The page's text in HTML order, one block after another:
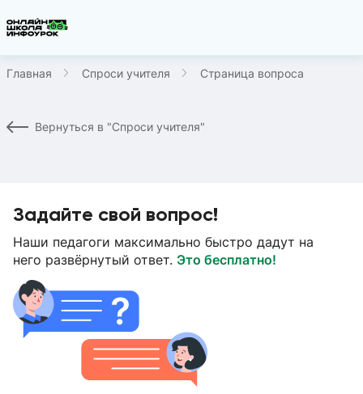
Главная Спроси учителя Страница вопроса
Вернуться в "Спроси учителя"
Задайте свой вопрос!
Наши педагоги максимально быстро дадут на
него развёрнутый ответ. Это бесплатно!